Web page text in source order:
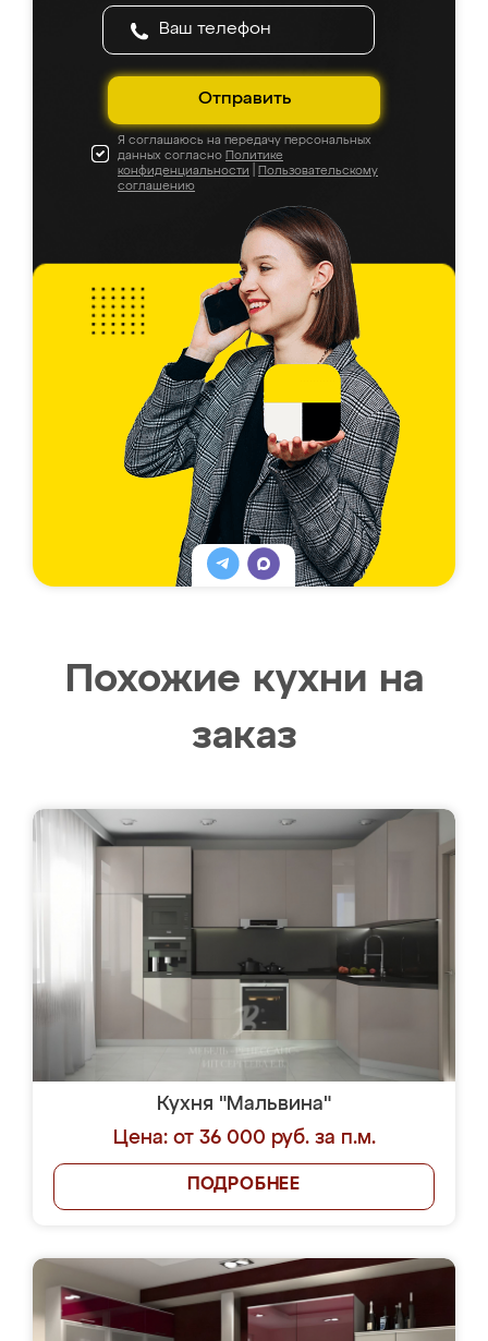
Отправить
Я соглашаюсь на передачу персональных
данных согласно Политике
конфиденциальности
Пользовательскому
соглашению
Похожие кухни на
заказ
Кухня "Мальвина"
Цена: от 36 000 руб. за п.м.
ПОДРОБНЕЕ